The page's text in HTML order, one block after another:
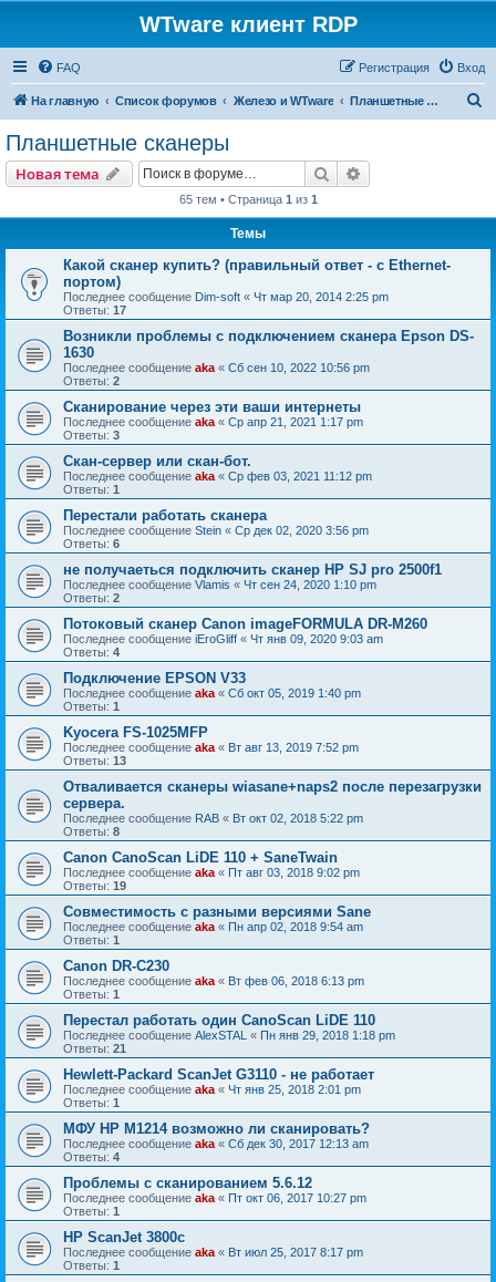
WTware клиент RDP
FAQ Вход
Регистрация
На главную Список форумов Железо и WTware Планшетные сканеры
Планшетные сканеры
Новая тема Поиск
65 тем • Страница 1 из 1
Темы
Какой сканер купить? (правильный ответ - с Ethernet-
портом)
Последнее сообщение Dim-soft « Чт мар 20, 2014 2:25 pm
Ответы: 17
Возникли проблемы с подключением сканера Epson DS-
1630
Последнее сообщение aka « Сб сен 10, 2022 10:56 pm
Ответы: 2
Сканирование через эти ваши интернеты
Последнее сообщение aka « Ср апр 21, 2021 1:17 pm
Ответы: 3
Скан-сервер или скан-бот.
Последнее сообщение aka « Ср фев 03, 2021 11:12 pm
Ответы: 1
Перестали работать сканера
Последнее сообщение Stein « Ср дек 02, 2020 3:56 pm
Ответы: 6
не получаеться подключить сканер HP SJ pro 2500f1
Последнее сообщение Vlamis « Чт сен 24, 2020 1:10 pm
Ответы: 2
Потоковый сканер Canon imageFORMULA DR-M260
Последнее сообщение iEroGliff « Чт янв 09, 2020 9:03 am
Ответы: 4
Подключение EPSON V33
Последнее сообщение aka « Сб окт 05, 2019 1:40 pm
Ответы: 1
Kyocera FS-1025MFP
Последнее сообщение aka « Вт авг 13, 2019 7:52 pm
Ответы: 13
Отваливается сканеры wiasane+naps2 после перезагрузки
сервера.
Последнее сообщение RAB « Вт окт 02, 2018 5:22 pm
Ответы: 8
Canon CanoScan LiDE 110 + SaneTwain
Последнее сообщение aka « Пт авг 03, 2018 9:02 pm
Ответы: 19
Совместимость с разными версиями Sane
Последнее сообщение aka « Пн апр 02, 2018 9:54 am
Ответы: 1
Canon DR-C230
Последнее сообщение aka « Вт фев 06, 2018 6:13 pm
Ответы: 1
Перестал работать один CanoScan LiDE 110
Последнее сообщение AlexSTAL « Пн янв 29, 2018 1:18 pm
Ответы: 21
Hewlett-Packard ScanJet G3110 - не работает
Последнее сообщение aka « Чт янв 25, 2018 2:01 pm
Ответы: 1
МФУ HP M1214 возможно ли сканировать?
Последнее сообщение aka « Сб дек 30, 2017 12:13 am
Ответы: 4
Проблемы с сканированием 5.6.12
Последнее сообщение aka « Пт окт 06, 2017 10:27 pm
Ответы: 1
HP ScanJet 3800c
Последнее сообщение aka « Вт июл 25, 2017 8:17 pm
Ответы: 1